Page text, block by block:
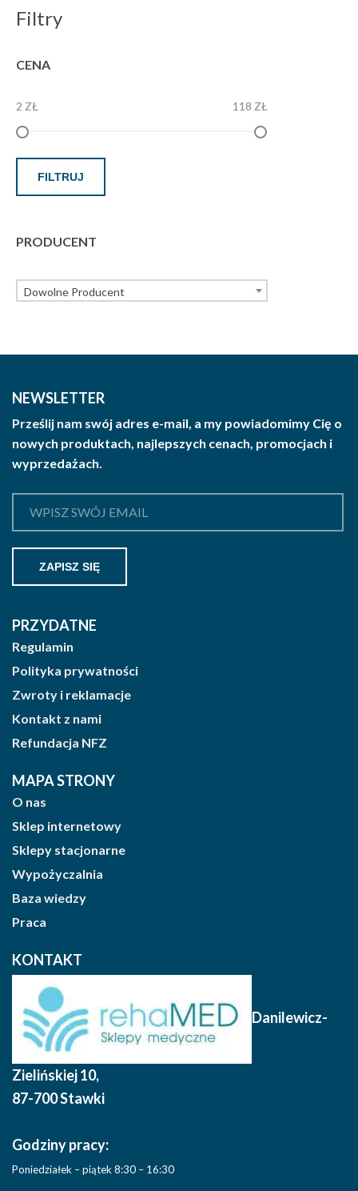
Filtry
CENA
2 ZŁ 118 ZŁ
FILTRUJ
PRODUCENT
Dowolne Producent
NEWSLETTER
Prześlij nam swój adres e-mail, a my powiadomimy Cię o
nowych produktach, najlepszych cenach, promocjach i
wyprzedażach.
PRZYDATNE
Regulamin
Polityka prywatności
Zwroty i reklamacje
Kontakt z nami
Refundacja NFZ
MAPA STRONY
O nas
Sklep internetowy
Sklepy stacjonarne
Wypożyczalnia
Baza wiedzy
Praca
KONTAKT
Danilewicz-
Zielińskiej 10,
87-700 Stawki
Godziny pracy:
Poniedziałek – piątek 8:30 – 16:30